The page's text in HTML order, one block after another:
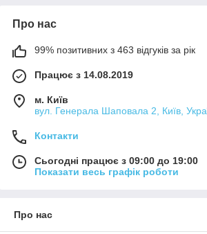
Про нас
99% позитивних з 463 відгуків за рік
Працює з 14.08.2019
м. Київ
вул. Генерала Шаповала 2, Київ,
Контакти
Сьогодні працює з 09:00 до 19:00
Показати весь графік роботи
Про нас